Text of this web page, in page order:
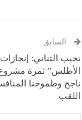
السابق
نجيب التناني:
الأطلس” ثمرة
ناجح وطموحنا
اللقب